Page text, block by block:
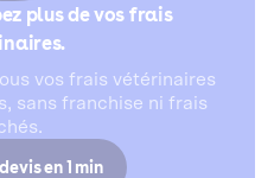
plus de vos frais
vos frais vétérinaires
sans franchise ni frais
en 1 min